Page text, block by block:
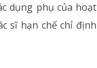
dụng phụ của hoạt
sĩ hạn chế chỉ định